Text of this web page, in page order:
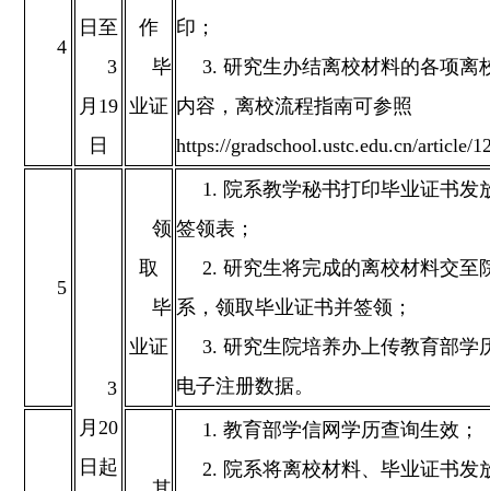
4
日至
3
月19
日
作
毕
业证
印；
3. 研究生办结离校材料的各项离
内容，离校流程指南可参照
https://gradschool.ustc.edu.cn/article/
5
3
月20
日起
领
取
毕
业证
1. 院系教学秘书打印毕业证书发
签领表；
2. 研究生将完成的离校材料交至
系，领取毕业证书并签领；
3. 研究生院培养办上传教育部学
电子注册数据。
1. 教育部学信网学历查询生效；
2. 院系将离校材料、毕业证书发